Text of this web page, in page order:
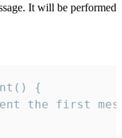
It will be performed
{
the first